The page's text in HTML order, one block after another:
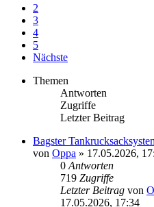
2
3
4
5
Nächste
Themen
Antworten
Zugriffe
Letzter Beitrag
Bagster
von Oppa » 17.05.2026,
0 Antworten
719 Zugriffe
Letzter Beitrag von
17.05.2026, 17:34